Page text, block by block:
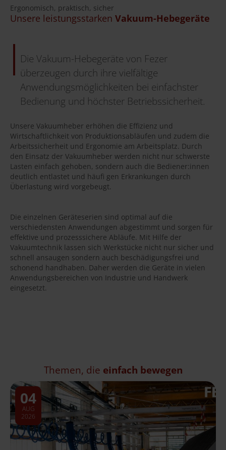
Ergonomisch, praktisch, sicher
Unsere leistungsstarken Vakuum-Hebegeräte
Die Vakuum-Hebegeräte von Fezer
überzeugen durch ihre vielfältige
Anwendungsmöglichkeiten bei einfachster
Bedienung und höchster Betriebssicherheit.
Unsere Vakuumheber erhöhen die Effizienz und
Wirtschaftlichkeit von Produktionsabläufen und zudem die
Arbeitssicherheit und Ergonomie am Arbeitsplatz. Durch
den Einsatz der Vakuumheber werden nicht nur schwerste
Lasten einfach gehoben, sondern auch die Bediener:innen
deutlich entlastet und häufi gen Erkrankungen durch
Überlastung wird vorgebeugt.
Die einzelnen Geräteserien sind optimal auf die
verschiedensten Anwendungen abgestimmt und sorgen für
effektive und prozesssichere Abläufe. Mit Hilfe der
Vakuumtechnik lassen sich Werkstücke nicht nur sicher und
schnell ansaugen sondern auch beschädigungsfrei und
schonend handhaben. Daher werden die Geräte in vielen
Anwendungsbereichen von Industrie und Handwerk
eingesetzt.
Themen, die einfach bewegen
04
AUG
2026